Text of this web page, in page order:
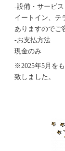
-設備・サービス
イートイン、テ
ありますのでご
-お支払方法
現金のみ
※2025年5月を
致しました。